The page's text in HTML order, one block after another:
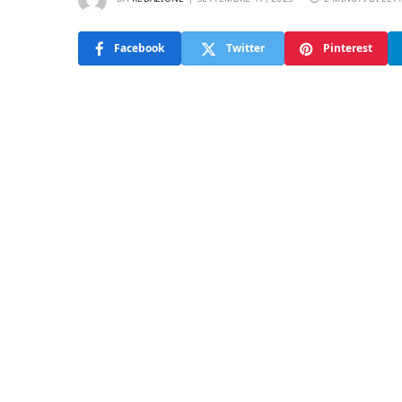
Facebook Twitter Pinterest